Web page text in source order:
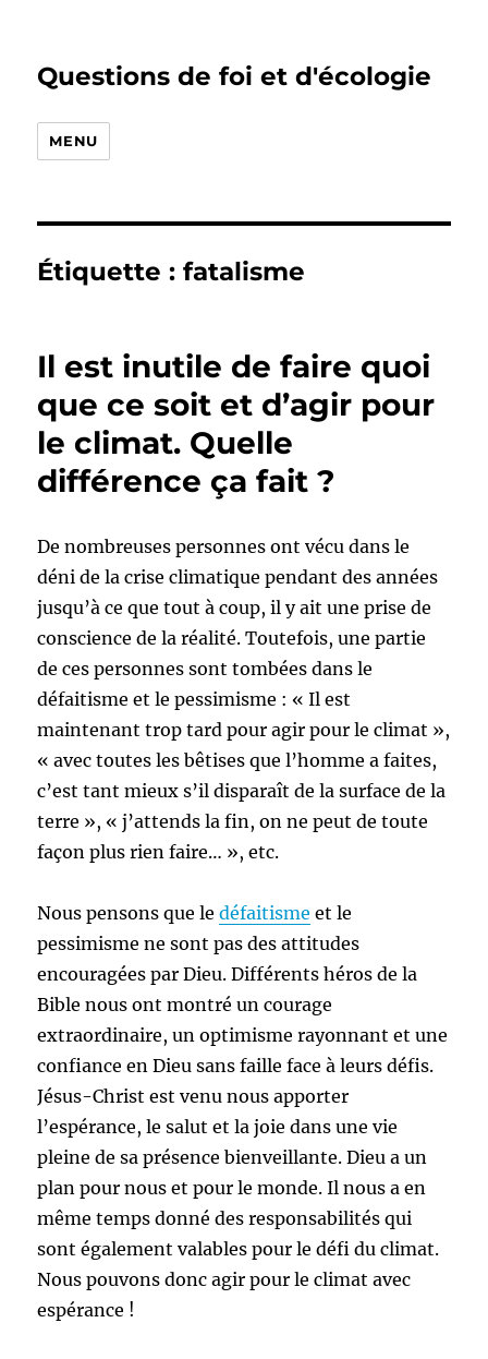
Questions de foi et d'écologie
MENU
Étiquette :fatalisme
Il est inutile de faire quoi
que ce soit et d’agir pour
le climat. Quelle
différence ça fait ?
De nombreuses personnes ont vécu dans le
déni de la crise climatique pendant des années
jusqu’à ce que tout à coup, il y ait une prise de
conscience de la réalité. Toutefois, une partie
de ces personnes sont tombées dans le
défaitisme et le pessimisme : « Il est
maintenant trop tard pour agir pour le climat »,
« avec toutes les bêtises que l’homme a faites,
c’est tant mieux s’il disparaît de la surface de la
terre », « j’attends la fin, on ne peut de toute
façon plus rien faire… », etc.
Nous pensons que ledéfaitisme et le
pessimisme ne sont pas des attitudes
encouragées par Dieu. Différents héros de la
Bible nous ont montré un courage
extraordinaire, un optimisme rayonnant et une
confiance en Dieu sans faille face à leurs défis.
Jésus-Christ est venu nous apporter
l’espérance, le salut et la joie dans une vie
pleine de sa présence bienveillante. Dieu a un
plan pour nous et pour le monde. Il nous a en
même temps donné des responsabilités qui
sont également valables pour le défi du climat.
Nous pouvons donc agir pour le climat avec
espérance !